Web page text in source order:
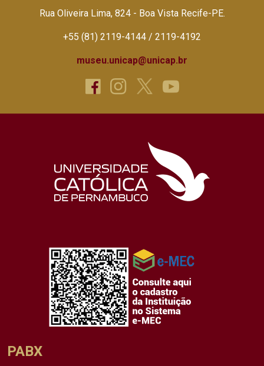
Rua Oliveira Lima, 824 - Boa Vista Recife-PE.
+55 (81) 2119-4144 / 2119-4192
museu.unicap@unicap.br
PABX